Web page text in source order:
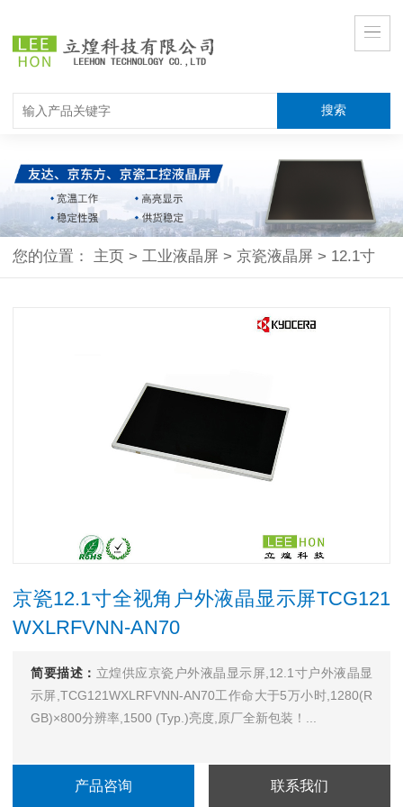
您的位置： 主页 > 工业液晶屏 > 京瓷液晶屏 > 12.1寸
京瓷12.1寸全视角户外液晶显示屏TCG121
WXLRFVNN-AN70
简要描述： 立煌供应京瓷户外液晶显示屏,12.1寸户外液晶显
示屏,TCG121WXLRFVNN-AN70工作命大于5万小时,1280(R
GB)×800分辨率,1500 (Typ.)亮度,原厂全新包装！...
产品咨询 联系我们